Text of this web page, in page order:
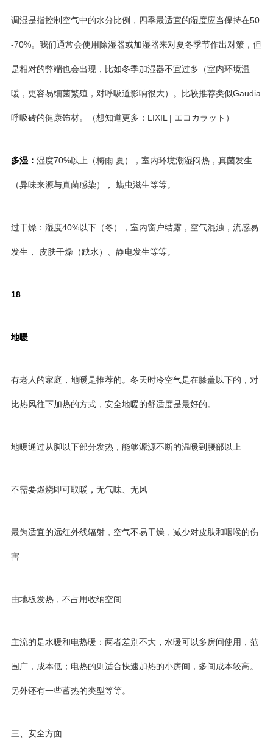
调湿是指控制空气中的水分比例，四季最适宜的湿度应当保持在50
-70%。我们通常会使用除湿器或加湿器来对夏冬季节作出对策，但
是相对的弊端也会出现，比如冬季加湿器不宜过多（室内环境温
暖，更容易细菌繁殖，对呼吸道影响很大）。比较推荐类似Gaudia
呼吸砖的健康饰材。（想知道更多：LIXIL | エコカラット）
多湿： 湿度70%以上（梅雨 夏），室内环境潮湿闷热，真菌发生
（异味来源与真菌感染）， 螨虫滋生等等。
过干燥：湿度40%以下（冬），室内窗户结露，空气混浊，流感易
发生， 皮肤干燥（缺水）、静电发生等等。
18
地暖
有老人的家庭，地暖是推荐的。冬天时冷空气是在膝盖以下的，对
比热风往下加热的方式，安全地暖的舒适度是最好的。
地暖通过从脚以下部分发热，能够源源不断的温暖到腰部以上
不需要燃烧即可取暖，无气味、无风
最为适宜的远红外线辐射，空气不易干燥，减少对皮肤和咽喉的伤
害
由地板发热，不占用收纳空间
主流的是水暖和电热暖：两者差别不大，水暖可以多房间使用，范
围广，成本低；电热的则适合快速加热的小房间，多间成本较高。
另外还有一些蓄热的类型等等。
三、安全方面